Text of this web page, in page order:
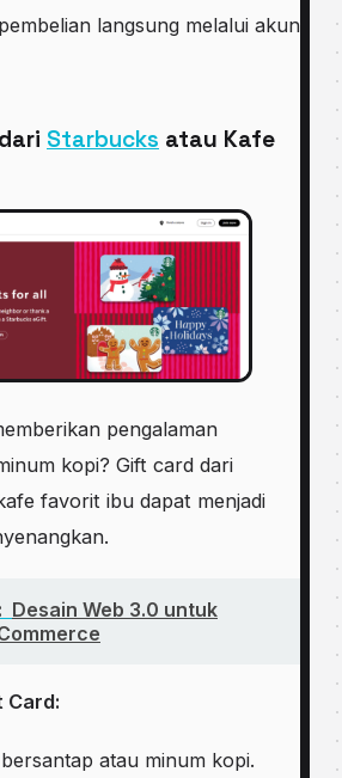
langsung melalui akun
Starbucks atau Kafe
pengalaman
kopi? Gift card dari
favorit ibu dapat menjadi
Desain Web 3.0 untuk
Card:
atau minum kopi.